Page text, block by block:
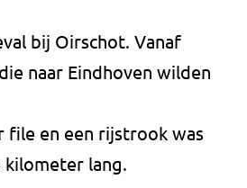
bij Oirschot. Vanaf
naar Eindhoven wilden
en een rijstrook was
lang.